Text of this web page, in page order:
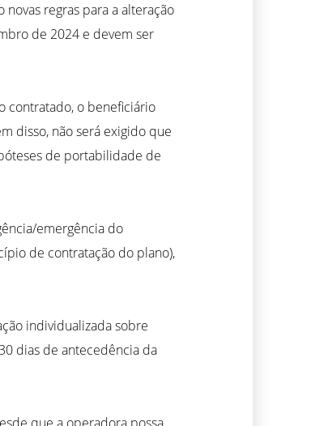
regras para a alteração
de 2024 e devem ser
contratado, o beneficiário
disso, não será exigido que
de portabilidade de
emergência do
de contratação do plano),
individualizada sobre
dias de antecedência da